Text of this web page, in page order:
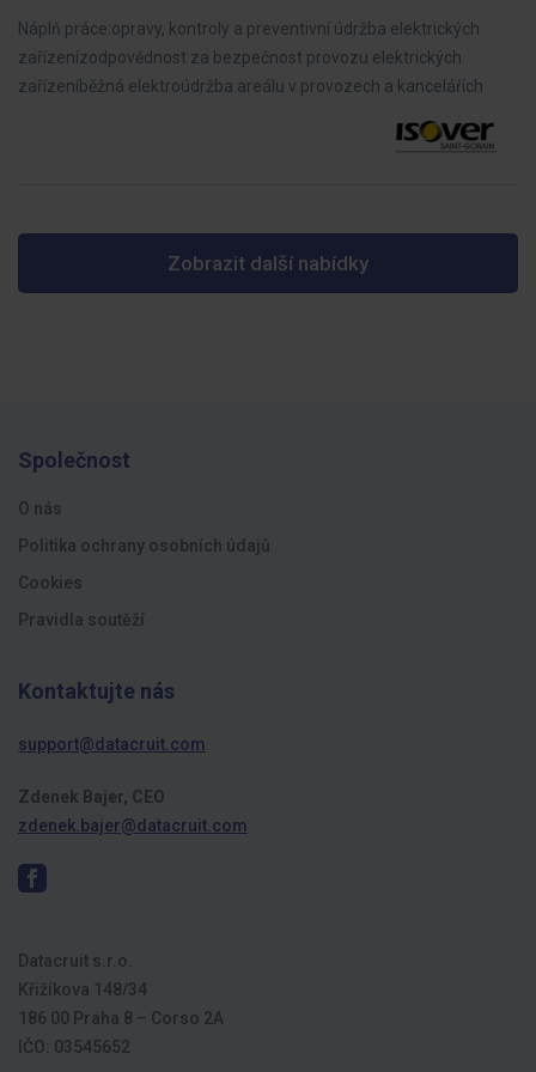
Náplň práce:opravy, kontroly a preventivní údržba elektrických
zařízenízodpovědnost za bezpečnost provozu elektrických
zařízeníběžná elektroúdržba areálu v provozech a kancelářích
Zobrazit další nabídky
Společnost
O nás
Politika ochrany osobních údajů
Cookies
Pravidla soutěží
Kontaktujte nás
support@datacruit.com
Zdenek Bajer, CEO
zdenek.bajer@datacruit.com
Datacruit s.r.o.
Křižíkova 148/34
186 00 Praha 8 – Corso 2A
IČO: 03545652